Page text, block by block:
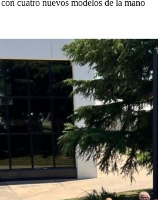
cuatro nuevos modelos de la mano